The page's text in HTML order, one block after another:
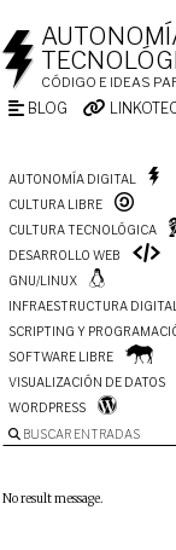
CÓDIGO E IDEAS
BLOG
AUTONOMÍA DIGITAL
CULTURA LIBRE
CULTURA TECNOLÓGICA
DESARROLLO WEB
GNU/LINUX
INFRAESTRUCTURA DIGITAL
SCRIPTING Y
SOFTWARE LIBRE
VISUALIZACIÓN DE DATOS
WORDPRESS
BUSCAR ENTRADAS
No result message.